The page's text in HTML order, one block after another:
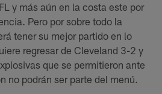
y más aún en la costa este por
Pero por sobre todo la
tener su mejor partido en lo
regresar de Cleveland 3-2 y
que se permitieron ante
no podrán ser parte del menú.